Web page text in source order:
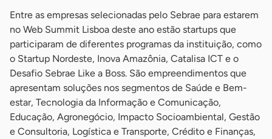
Entre as empresas selecionadas pelo Sebrae para estarem
no Web Summit Lisboa deste ano estão startups que
participaram de diferentes programas da instituição, como
o Startup Nordeste, Inova Amazônia, Catalisa ICT e o
Desafio Sebrae Like a Boss. São empreendimentos que
apresentam soluções nos segmentos de Saúde e Bem-
estar, Tecnologia da Informação e Comunicação,
Educação, Agronegócio, Impacto Socioambiental, Gestão
e Consultoria, Logística e Transporte, Crédito e Finanças,